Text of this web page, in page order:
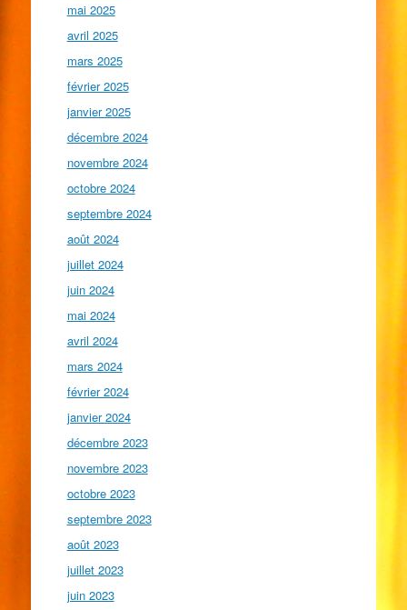
mai 2025
avril 2025
mars 2025
février 2025
janvier 2025
décembre 2024
novembre 2024
octobre 2024
septembre 2024
août 2024
juillet 2024
juin 2024
mai 2024
avril 2024
mars 2024
février 2024
janvier 2024
décembre 2023
novembre 2023
octobre 2023
septembre 2023
août 2023
juillet 2023
juin 2023